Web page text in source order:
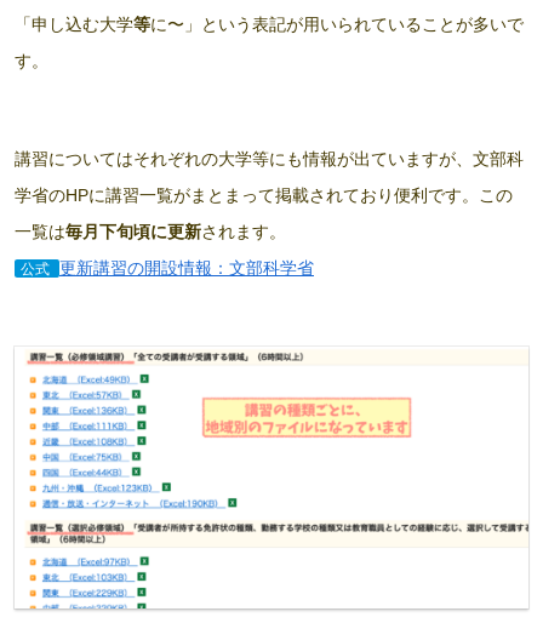
「申し込む大学等に〜」という表記が用いられていることが多いで
す。
講習についてはそれぞれの大学等にも情報が出ていますが、文部科
学省のHPに講習一覧がまとまって掲載されており便利です。この
一覧は毎月下旬頃に更新されます。
公式 更新講習の開設情報：文部科学省